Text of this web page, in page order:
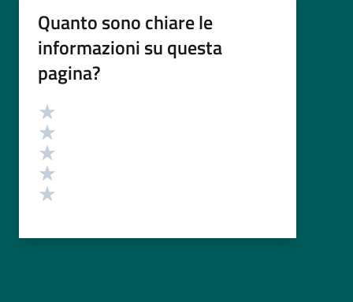
Quanto sono chiare le
informazioni su questa
pagina?
Valutazione